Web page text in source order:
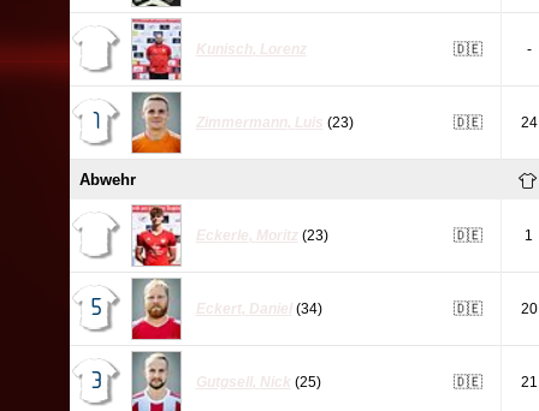
Kunisch, Lorenz 🇩🇪 -
1 Zimmermann, Luis (23) 🇩🇪 24
Abwehr
Eckerle, Moritz (23) 🇩🇪 1
5 Eckert, Daniel (34) 🇩🇪 20
3 Gutgsell, Nick (25) 🇩🇪 21